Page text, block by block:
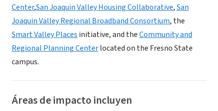
Center,San Joaquin Valley Housing Collaborative,San
Joaquin Valley Regional Broadband Consortium, the
Smart Valley Places initiative, and theCommunity and
Regional Planning Centerlocated on the Fresno State
campus.
Áreas de impacto incluyen